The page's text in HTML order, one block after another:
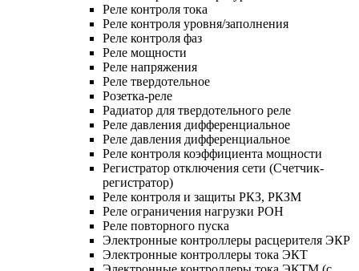
Реле контроля тока
Реле контроля уровня/заполнения
Реле контроля фаз
Реле мощности
Реле напряжения
Реле твердотельное
Розетка-реле
Радиатор для твердотельного реле
Реле давления дифференциальное
Реле давления дифференциальное
Реле контроля коэффициента мощности
Регистратор отключения сети (Счетчик-
регистратор)
Реле контроля и защиты РКЗ, РКЗМ
Реле ограничения нагрузки РОН
Реле повторного пуска
Электронные контроллеры расцерителя ЭКР
Электронные контроллеры тока ЭКТ